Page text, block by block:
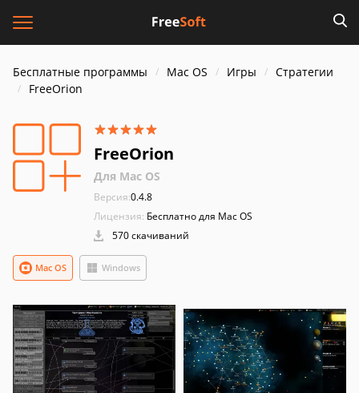
Бесплатные программы Mac OS Игры
Стратегии
FreeOrion
FreeOrion
Для Mac OS
Версия:0.4.8
Лицензия: Бесплатно для Mac OS
570 скачиваний
Windows
Mac OS